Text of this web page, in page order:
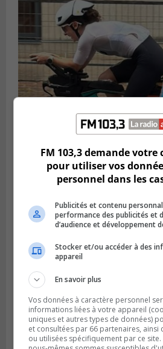
SAINT-LAMBERT
Publié le 5 août 2026 à 08h23
De la fibrose kystique à
parcours inspirant
Publié le 4 août 2026 à 13h18
FM 103,3 demande
pour utiliser vos
personnel dans les
Publicités et contenu
performance des publicités et
d’audience et développement
Stocker et/ou accéder à des
appareil
En savoir plus
Vos données à caractère personnel
informations liées à votre appareil
uniques et autres types de données)
et consultées par 66 partenaires, ainsi
ou utilisées spécifiquement par ce